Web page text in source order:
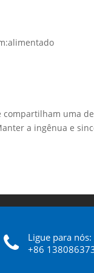
alimentado
uma
a ingênua e
Ligue para nós:
+86